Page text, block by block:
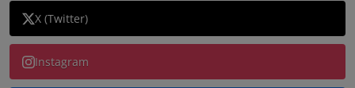
X (Twitter)
Instagram